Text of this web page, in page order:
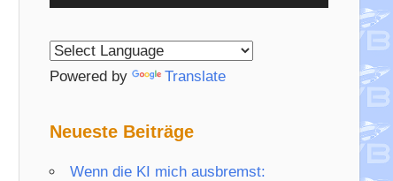
Player
Hoch/Runter
Powered by Translate
Neueste Beiträge
Wenn die KI mich ausbremst: